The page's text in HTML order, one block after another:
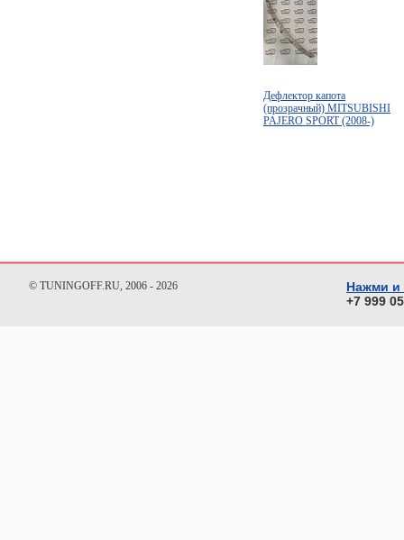
Дефлектор капота
(прозрачный) MITSUBISHI
PAJERO SPORT (2008-)
© TUNINGOFF.RU, 2006 - 2026
Нажми и
+7 999